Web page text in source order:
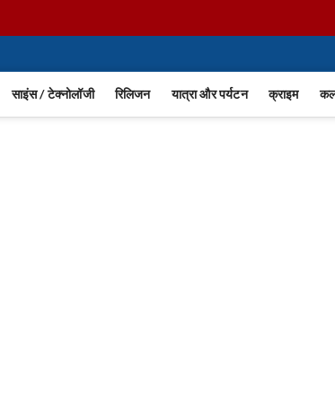
साइंस / टेक्नोलॉजी रिलिजन यात्रा और पर्यटन क्राइम